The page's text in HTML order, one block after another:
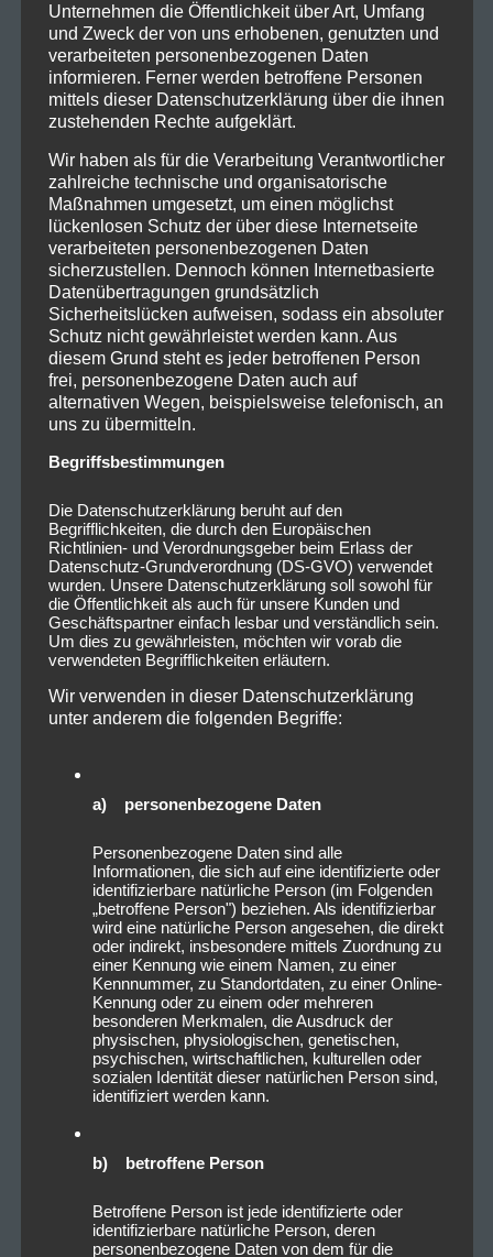
Unternehmen die Öffentlichkeit über Art, Umfang
und Zweck der von uns erhobenen, genutzten und
verarbeiteten personenbezogenen Daten
informieren. Ferner werden betroffene Personen
mittels dieser Datenschutzerklärung über die ihnen
zustehenden Rechte aufgeklärt.
Wir haben als für die Verarbeitung Verantwortlicher
zahlreiche technische und organisatorische
Maßnahmen umgesetzt, um einen möglichst
lückenlosen Schutz der über diese Internetseite
verarbeiteten personenbezogenen Daten
sicherzustellen. Dennoch können Internetbasierte
Datenübertragungen grundsätzlich
Sicherheitslücken aufweisen, sodass ein absoluter
Schutz nicht gewährleistet werden kann. Aus
diesem Grund steht es jeder betroffenen Person
frei, personenbezogene Daten auch auf
alternativen Wegen, beispielsweise telefonisch, an
uns zu übermitteln.
Begriffsbestimmungen
Die Datenschutzerklärung beruht auf den
Begrifflichkeiten, die durch den Europäischen
Richtlinien- und Verordnungsgeber beim Erlass der
Datenschutz-Grundverordnung (DS-GVO) verwendet
wurden. Unsere Datenschutzerklärung soll sowohl für
die Öffentlichkeit als auch für unsere Kunden und
Geschäftspartner einfach lesbar und verständlich sein.
Um dies zu gewährleisten, möchten wir vorab die
verwendeten Begrifflichkeiten erläutern.
Wir verwenden in dieser Datenschutzerklärung
unter anderem die folgenden Begriffe:
a) personenbezogene Daten
Personenbezogene Daten sind alle
Informationen, die sich auf eine identifizierte oder
identifizierbare natürliche Person (im Folgenden
„betroffene Person") beziehen. Als identifizierbar
wird eine natürliche Person angesehen, die direkt
oder indirekt, insbesondere mittels Zuordnung zu
einer Kennung wie einem Namen, zu einer
Kennnummer, zu Standortdaten, zu einer Online-
Kennung oder zu einem oder mehreren
besonderen Merkmalen, die Ausdruck der
physischen, physiologischen, genetischen,
psychischen, wirtschaftlichen, kulturellen oder
sozialen Identität dieser natürlichen Person sind,
identifiziert werden kann.
b) betroffene Person
Betroffene Person ist jede identifizierte oder
identifizierbare natürliche Person, deren
personenbezogene Daten von dem für die